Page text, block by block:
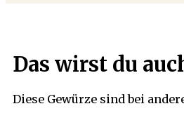
Das wirst du
Diese Gewürze sind bei